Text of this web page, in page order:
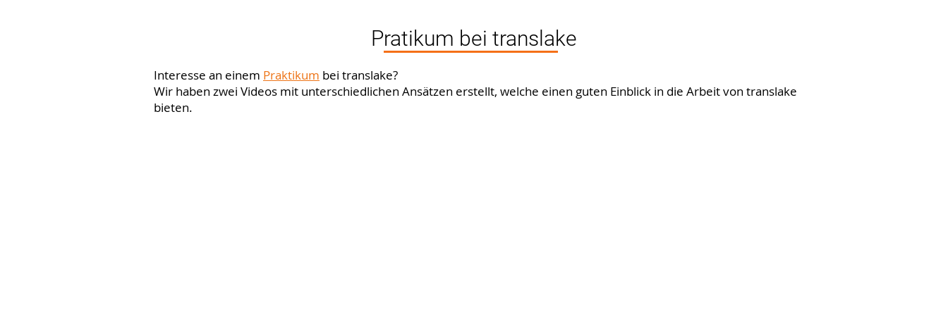
Pratikum bei translake
Interesse an einem Praktikum bei translake?
Wir haben zwei Videos mit unterschiedlichen Ansätzen erstellt, welche einen guten Einblick in die Arbeit von translake
bieten.